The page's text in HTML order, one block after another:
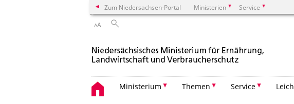
Zum Niedersachsen-Portal Ministerien Service
AA
Ministerium Themen Service